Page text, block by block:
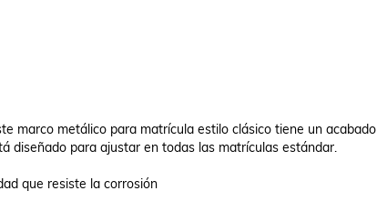
marco metálico para matrícula estilo clásico tiene un acabado
diseñado para ajustar en todas las matrículas estándar.
que resiste la corrosión